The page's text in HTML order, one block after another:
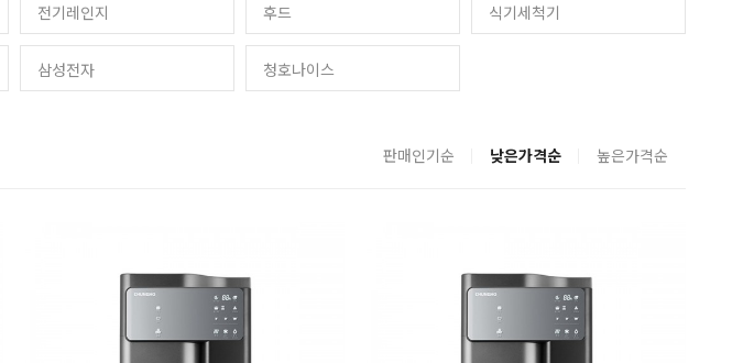
전기레인지 후드 식기세척기
삼성전자 청호나이스
판매인기순 낮은가격순 높은가격순